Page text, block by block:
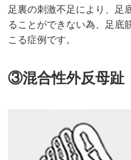
足裏の刺激不足により、足
ることができない為、足底
こる症例です。
③混合性外反母趾